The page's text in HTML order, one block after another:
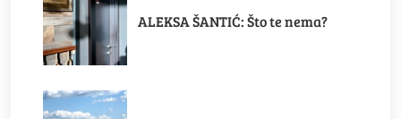
ALEKSA ŠANTIĆ: Što te nema?